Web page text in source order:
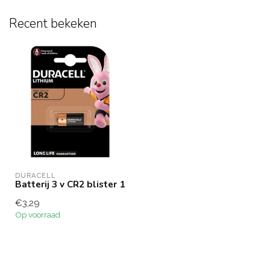
Recent bekeken
DURACELL
Batterij 3 v CR2 blister 1
€3,29
Op voorraad